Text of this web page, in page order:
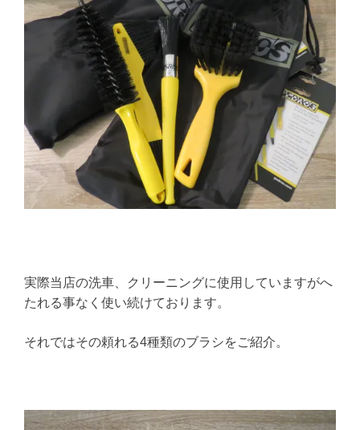
実際当店の洗車、クリーニングに使用していますがへ
たれる事なく使い続けております。
それではその頼れる4種類のブラシをご紹介。